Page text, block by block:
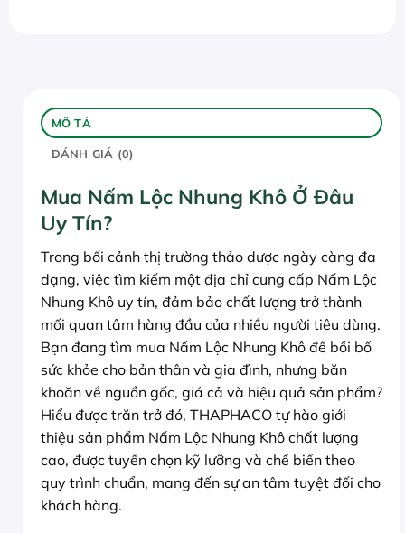
MÔ TẢ
ĐÁNH GIÁ (0)
Mua Nấm Lộc Nhung Khô Ở Đâu
Uy Tín?
Trong bối cảnh thị trường thảo dược ngày càng đa
dạng, việc tìm kiếm một địa chỉ cung cấp Nấm Lộc
Nhung Khô uy tín, đảm bảo chất lượng trở thành
mối quan tâm hàng đầu của nhiều người tiêu dùng.
Bạn đang tìm mua Nấm Lộc Nhung Khô để bồi bổ
sức khỏe cho bản thân và gia đình, nhưng băn
khoăn về nguồn gốc, giá cả và hiệu quả sản phẩm?
Hiểu được trăn trở đó, THAPHACO tự hào giới
thiệu sản phẩm Nấm Lộc Nhung Khô chất lượng
cao, được tuyển chọn kỹ lưỡng và chế biến theo
quy trình chuẩn, mang đến sự an tâm tuyệt đối cho
khách hàng.